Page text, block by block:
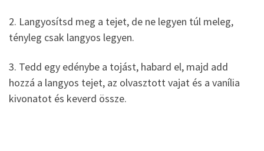
2. Langyosítsd meg a tejet, de ne legyen túl meleg,
tényleg csak langyos legyen.
3. Tedd egy edénybe a tojást, habard el, majd add
hozzá a langyos tejet, az olvasztott vajat és a vanília
kivonatot és keverd össze.